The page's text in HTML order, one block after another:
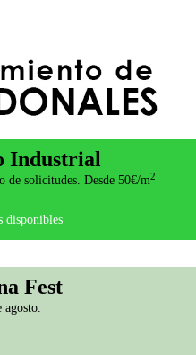
Industrial
de solicitudes. Desde 50€/m2
disponibles
Fest
agosto.